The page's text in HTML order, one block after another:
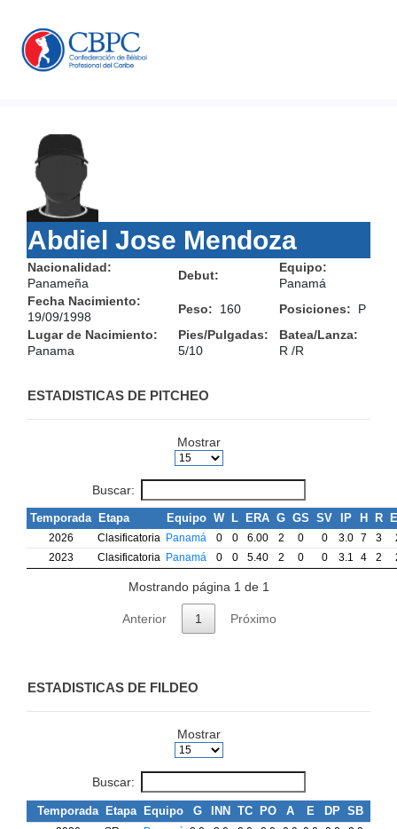
Abdiel Jose Mendoza
Nacionalidad:
Panameña
Debut:
Equipo:
Panamá
Fecha Nacimiento:
19/09/1998
Peso: 160 Posiciones:
P
Lugar de Nacimiento:
Panama
Pies/Pulgadas:
5/10
Batea/Lanza:
R /R
ESTADISTICAS DE PITCHEO
Mostrar
Buscar:
Temporada Etapa Equipo W L ERA G GS SV IP H R
2026 Clasificatoria Panamá 0 0 6.00 2 0 0 3.0 7 3
2023
Clasificatoria Panamá 0 0 5.40 2 0 0 3.1 4 2
Mostrando página 1 de 1
Anterior 1 Próximo
ESTADISTICAS DE FILDEO
Mostrar
Buscar:
Temporada Etapa Equipo G INN TC PO A E DP SB